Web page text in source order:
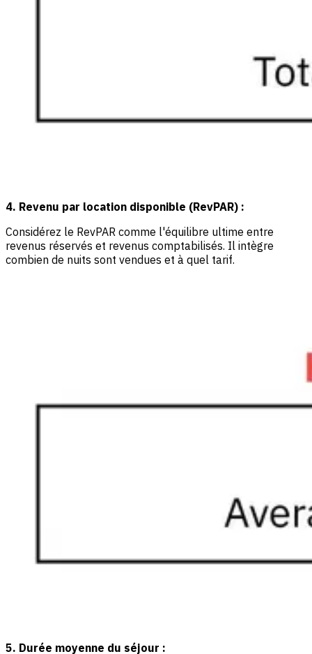
4. Revenu par location disponible (RevPAR) :
Considérez le RevPAR comme l'équilibre ultime entre
revenus réservés et revenus comptabilisés. Il intègre
combien de nuits sont vendues et à quel tarif.
5. Durée moyenne du séjour :